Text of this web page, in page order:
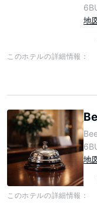
地
このホテルの詳細情報：
地
このホテルの詳細情報：